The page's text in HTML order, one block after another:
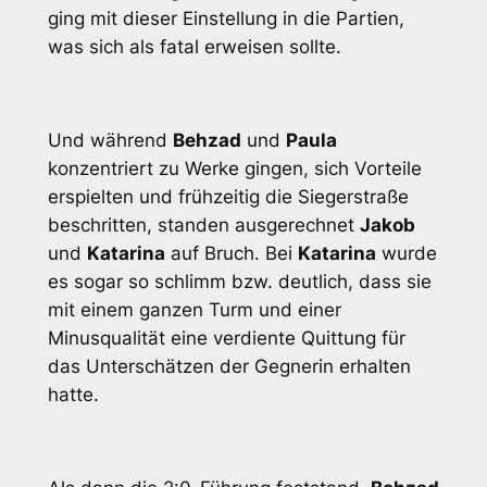
ging mit dieser Einstellung in die Partien,
was sich als fatal erweisen sollte.
Und während Behzad und Paula
konzentriert zu Werke gingen, sich Vorteile
erspielten und frühzeitig die Siegerstraße
beschritten, standen ausgerechnet Jakob
und Katarina auf Bruch. Bei Katarina wurde
es sogar so schlimm bzw. deutlich, dass sie
mit einem ganzen Turm und einer
Minusqualität eine verdiente Quittung für
das Unterschätzen der Gegnerin erhalten
hatte.